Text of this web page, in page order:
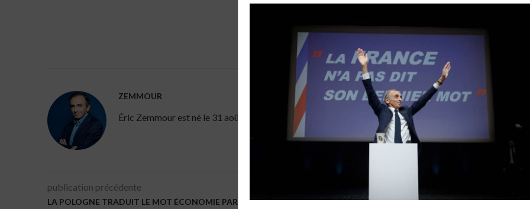
ZEMMOUR
Éric Zemmour est né le 31 août 1958 à Montreuil. Il est journaliste politique, écrivain, essayiste et
publication précédente
LA POLOGNE TRADUIT LE MOT ÉCONOMIE PAR EUROPE